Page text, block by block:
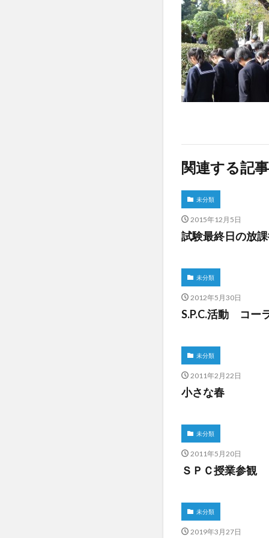
関連する記事
未分類
2015年12月5日
試験最終日の放
未分類
2012年5月30日
S.P.C.活動 コー
未分類
2011年2月22日
小さな春
未分類
2011年5月20日
ＳＰＣ授業参観
未分類
2019年3月27日